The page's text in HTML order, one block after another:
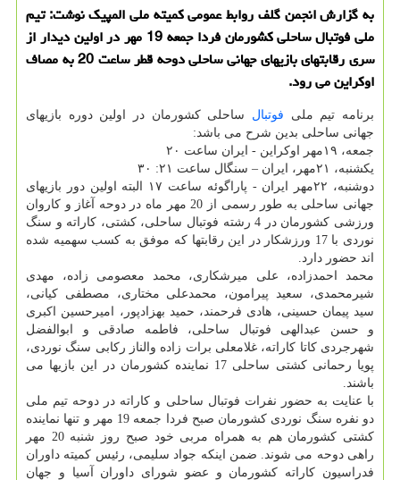
به گزارش انجمن گلف روابط عمومی كمیته ملی المپیك نوشت: تیم
ملی فوتبال ساحلی كشورمان فردا جمعه 19 مهر در اولین دیدار از
سری رقابتهای بازیهای جهانی ساحلی دوحه قطر ساعت 20 به مصاف
اوكراین می رود.
برنامه تیم ملی فوتبال ساحلی كشورمان در اولین دوره بازیهای
جهانی ساحلی بدین شرح می باشد:
جمعه، ۱۹مهر اوكراین - ایران ساعت ۲۰
یكشنبه، ۲۱مهر، ایران – سنگال ساعت ۲۱: ۳۰
دوشنبه، ۲۲مهر ایران - پاراگوئه ساعت ۱۷ البته اولین دور بازیهای
جهانی ساحلی به طور رسمی از 20 مهر ماه در دوحه آغاز و كاروان
ورزشی كشورمان در 4 رشته فوتبال ساحلی، كشتی، كاراته و سنگ
نوردی با 17 ورزشكار در این رقابتها كه موفق به كسب سهمیه شده
اند حضور دارد.
محمد احمدزاده، علی میرشكاری، محمد معصومی زاده، مهدی
شیرمحمدی، سعید پیرامون، محمدعلی مختاری، مصطفی كیانی،
سید پیمان حسینی، هادی فرحمند، حمید بهزادپور، امیرحسین اكبری
و حسن عبدالهی فوتبال ساحلی، فاطمه صادقی و ابوالفضل
شهرجردی كاتا كاراته، غلامعلی برات زاده والناز ركابی سنگ نوردی،
پویا رحمانی كشتی ساحلی 17 نماینده كشورمان در این بازیها می
باشند.
با عنایت به حضور نفرات فوتبال ساحلی و كاراته در دوحه تیم ملی
دو نفره سنگ نوردی كشورمان صبح فردا جمعه 19 مهر و تنها نماینده
كشتی كشورمان هم به همراه مربی خود صبح روز شنبه 20 مهر
راهی دوحه می شوند. ضمن اینكه جواد سلیمی، رئیس كمیته داوران
فدراسیون كاراته كشورمان و عضو شورای داوران آسیا و جهان